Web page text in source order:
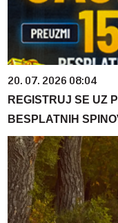
20. 07. 2026 08:04
REGISTRUJ SE UZ
BESPLATNIH